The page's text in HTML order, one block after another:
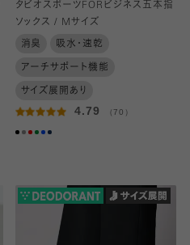
タビオスポーツFORビジネス五本指
ソックス / Mサイズ
消臭 吸水・速乾
アーチサポート機能
サイズ展開あり
4.79 （70）